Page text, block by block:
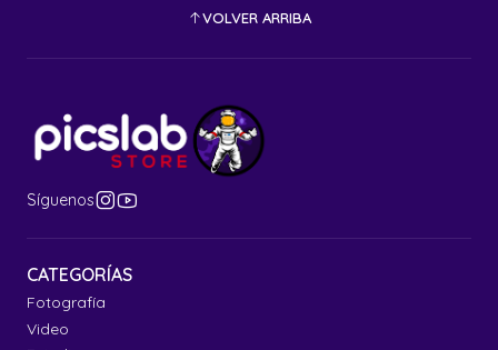
VOLVER ARRIBA
Síguenos
CATEGORÍAS
Fotografía
Video